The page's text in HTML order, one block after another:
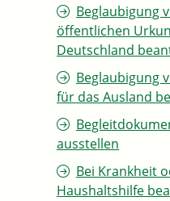
Beglaubigung
öffentlichen
Deutschland
Beglaubigung
für das Ausland
ausstellen
Bei Krankheit
Haushaltshilfe